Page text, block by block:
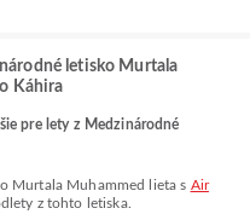
letisko Murtala
Káhira
pre lety z Medzinárodné
Murtala Muhammed lieta s Air
z tohto letiska.